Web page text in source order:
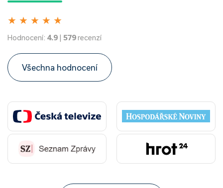
★ ★ ★ ★ ★
Hodnocení: 4.9 | 579recenzí
Všechna hodnocení